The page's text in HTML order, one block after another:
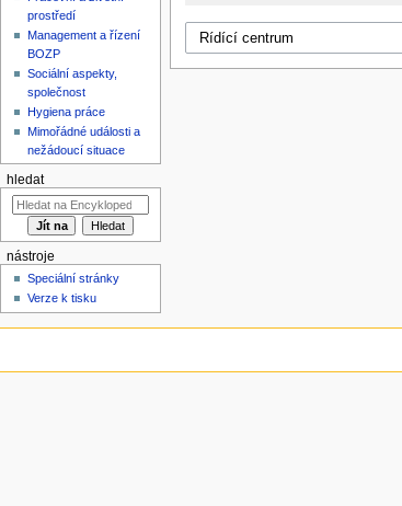
prostředí
Management a řízení
BOZP
Sociální aspekty,
společnost
Hygiena práce
Mimořádné události a
nežádoucí situace
hledat
nástroje
Speciální stránky
Verze k tisku